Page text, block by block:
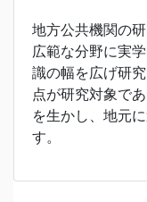
地方公共機関の
広範な分野に実
識の幅を広げ研
点が研究対象で
を生かし、地元
す。